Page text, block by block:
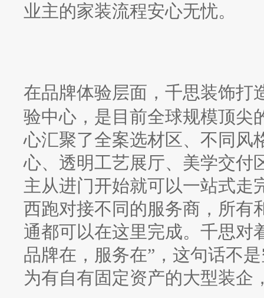
业主的家装流程安心无忧。
在品牌体验层面，千思装饰打
验中心，是目前全球规模顶尖
心汇聚了全案选材区、不同风
心、透明工艺展厅、美学交付
主从进门开始就可以一站式走
西跑对接不同的服务商，所有
通都可以在这里完成。千思对
品牌在，服务在”，这句话不
为有自有固定资产的大型装企